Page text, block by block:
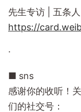
先生专访 | 五条
https://
·
■ sns
感谢你的收听！
们的社交号：